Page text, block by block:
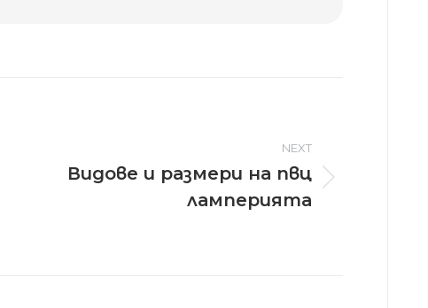
NEXT
Next
Видове и размери на пвц
ламперията